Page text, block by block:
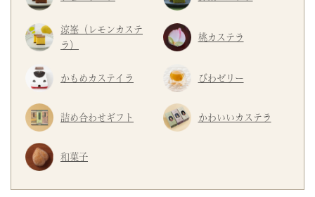
涼峯（レモンカステ
ラ）
桃カステラ
かもめカステイラ びわゼリー
詰め合わせギフト かわいいカステラ
和菓子